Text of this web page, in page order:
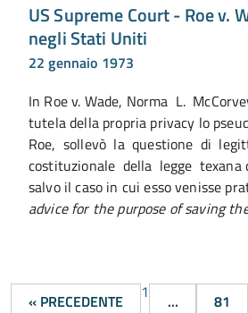
US Supreme Court - Roe v.
negli Stati Uniti
22 gennaio 1973
In Roe v. Wade, Norma L.
tutela della propria privacy lo
Roe, sollevò la questione di
costituzionale della legge texana
salvo il caso in cui esso venisse
advice for the purpose of saving
« PRECEDENTE 1 ... 81